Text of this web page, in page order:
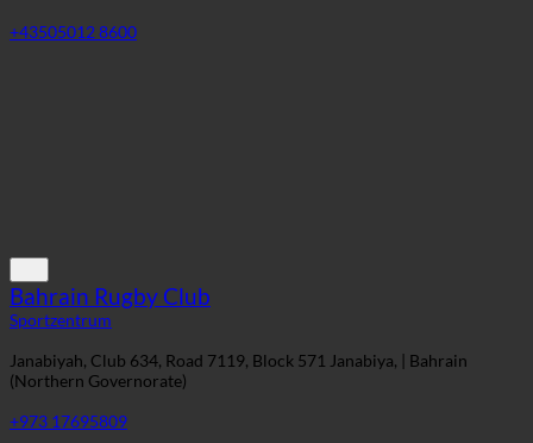
Bahrain Rugby Club
Sportzentrum
Janabiyah, Club 634, Road 7119, Block 571 Janabiya, | Bahrain
+973 17695809